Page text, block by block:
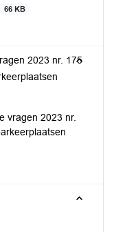
66 KB
2023 nr. 175
vragen 2023 nr.